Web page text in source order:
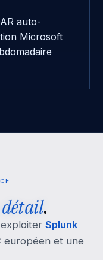
auto-
Microsoft
.
Splunk
européen et une